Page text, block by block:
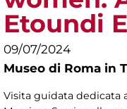
Etoundi
09/07/2024
Museo di Roma in
Visita guidata dedicata